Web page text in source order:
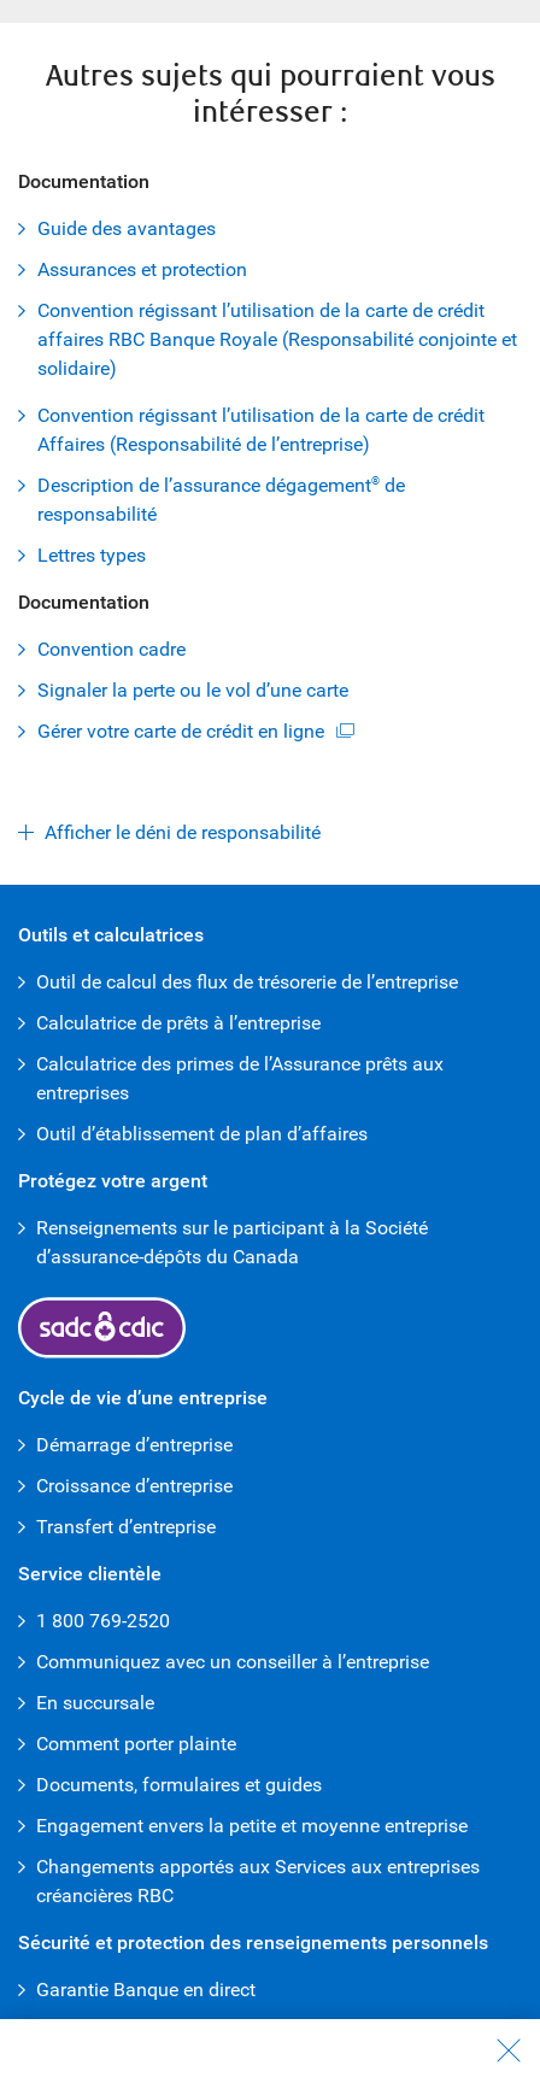
Autres sujets qui pourraient vous
intéresser :
Documentation
Guide des avantages
Assurances et protection
Convention régissant l’utilisation de la carte de crédit
affaires RBC Banque Royale (Responsabilité conjointe et
solidaire)
Convention régissant l’utilisation de la carte de crédit
Affaires (Responsabilité de l’entreprise)
Description de l’assurance dégagement® de
responsabilité
Lettres types
Documentation
Convention cadre
Signaler la perte ou le vol d’une carte
Gérer votre carte de crédit en ligne
Afficher le déni de responsabilité
Outils et calculatrices
Outil de calcul des flux de trésorerie de l’entreprise
Calculatrice de prêts à l’entreprise
Calculatrice des primes de l’Assurance prêts aux
entreprises
Outil d’établissement de plan d’affaires
Protégez votre argent
Renseignements sur le participant à la Société
d’assurance-dépôts du Canada
Cycle de vie d’une entreprise
Démarrage d’entreprise
Croissance d’entreprise
Transfert d’entreprise
Service clientèle
1 800 769-2520
Communiquez avec un conseiller à l’entreprise
En succursale
Comment porter plainte
Documents, formulaires et guides
Engagement envers la petite et moyenne entreprise
Changements apportés aux Services aux entreprises
créancières RBC
Sécurité et protection des renseignements personnels
Garantie Banque en direct